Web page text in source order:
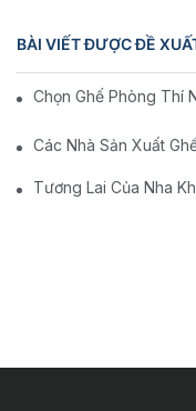
BÀI VIẾT ĐƯỢC ĐỀ
Chọn Ghế Phòng Thí
Các Nhà Sản Xuất
Tương Lai Của Nha